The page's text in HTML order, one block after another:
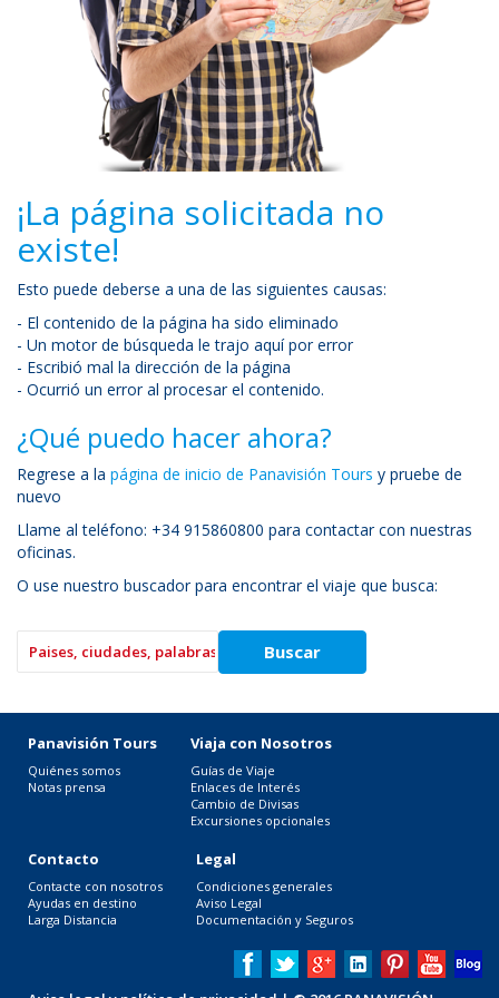
¡La página solicitada no
existe!
Esto puede deberse a una de las siguientes causas:
- El contenido de la página ha sido eliminado
- Un motor de búsqueda le trajo aquí por error
- Escribió mal la dirección de la página
- Ocurrió un error al procesar el contenido.
¿Qué puedo hacer ahora?
Regrese a la página de inicio de Panavisión Tours y pruebe de
nuevo
Llame al teléfono: +34 915860800 para contactar con nuestras
oficinas.
O use nuestro buscador para encontrar el viaje que busca:
Panavisión Tours
Quiénes somos
Notas prensa
Viaja con Nosotros
Guías de Viaje
Enlaces de Interés
Cambio de Divisas
Excursiones opcionales
Contacto
Contacte con nosotros
Ayudas en destino
Larga Distancia
Legal
Condiciones generales
Aviso Legal
Documentación y Seguros